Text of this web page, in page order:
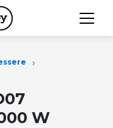
›
W